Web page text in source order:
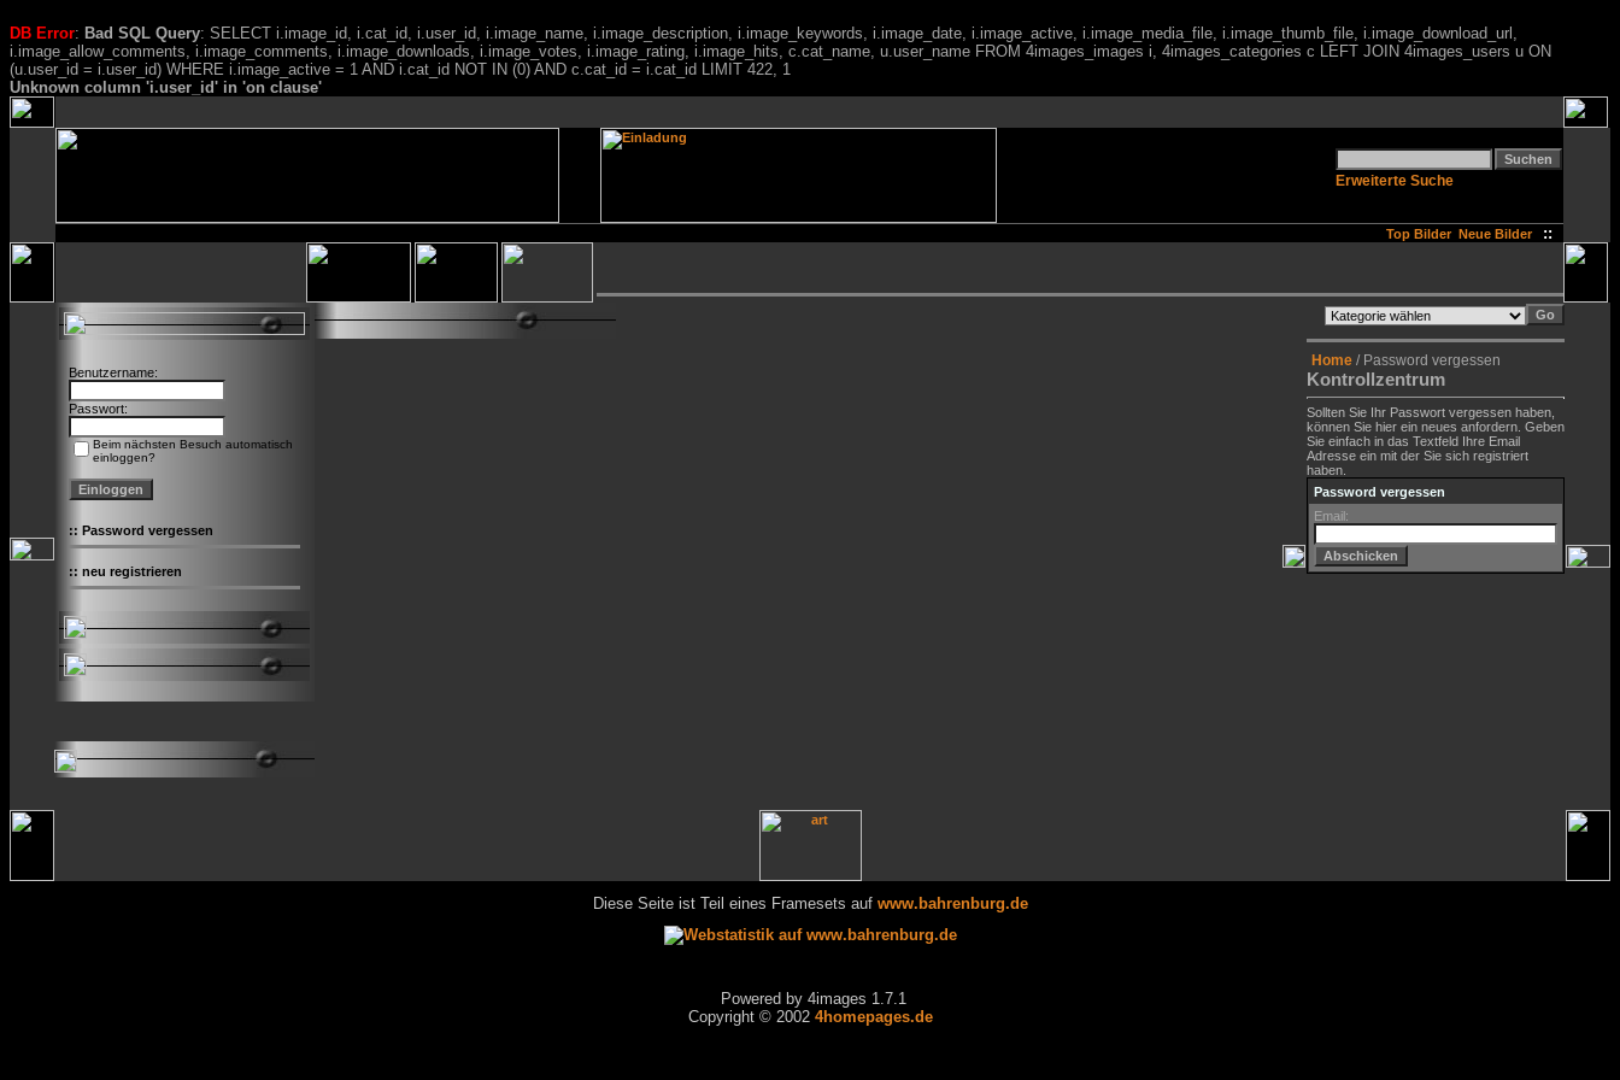
DB Error: Bad SQL Query: SELECT i.image_id, i.cat_id, i.user_id, i.image_name, i.image_description, i.image_keywords, i.image_date, i.image_active, i.image_media_file, i.image_thumb_file, i.image_download_url,
i.image_allow_comments, i.image_comments, i.image_downloads, i.image_votes, i.image_rating, i.image_hits, c.cat_name, u.user_name FROM 4images_images i, 4images_categories c LEFT JOIN 4images_users u ON
(u.user_id = i.user_id) WHERE i.image_active = 1 AND i.cat_id NOT IN (0) AND c.cat_id = i.cat_id LIMIT 422, 1
Unknown column 'i.user_id' in 'on clause'
Erweiterte Suche
Top Bilder Neue Bilder ::
Benutzername:
Passwort:
Beim nächsten Besuch automatisch
einloggen?
:: Password vergessen
:: neu registrieren
Home / Password vergessen
Kontrollzentrum
Sollten Sie Ihr Passwort vergessen haben,
können Sie hier ein neues anfordern. Geben
Sie einfach in das Textfeld Ihre Email
Adresse ein mit der Sie sich registriert
haben.
Password vergessen
Email:
Diese Seite ist Teil eines Framesets auf www.bahrenburg.de
Powered by 4images 1.7.1
Copyright © 2002 4homepages.de